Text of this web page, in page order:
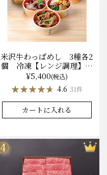
米沢牛わっぱめし 3種各2
個 冷凍【レンジ調理】化
粧箱入
¥5,400(税込)
★★★★★
★★★★★ 4.6 31件
カートに入れる